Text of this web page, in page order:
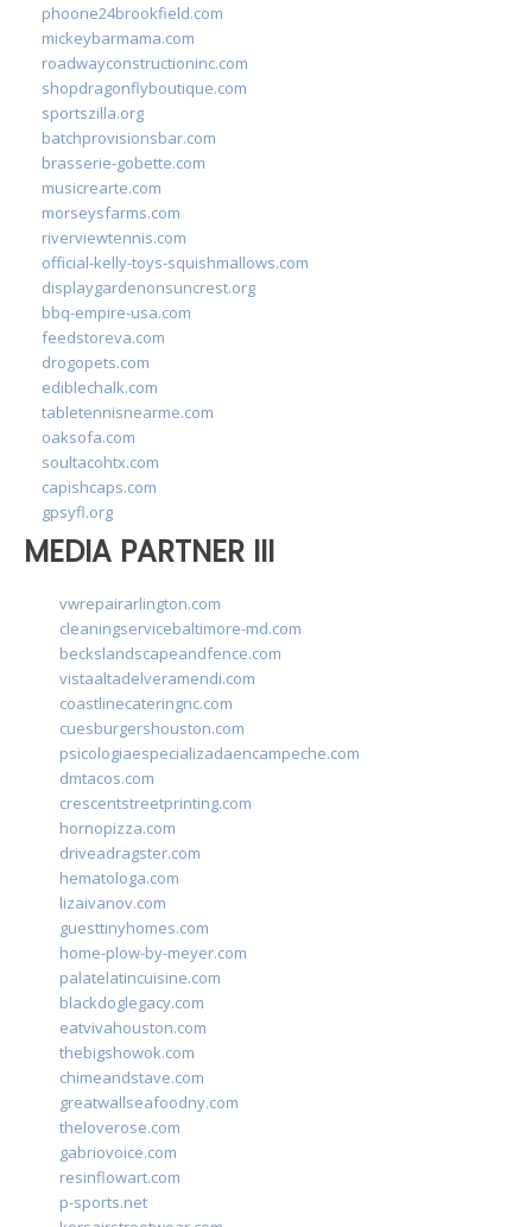
phoone24brookfield.com
mickeybarmama.com
roadwayconstructioninc.com
shopdragonflyboutique.com
sportszilla.org
batchprovisionsbar.com
brasserie-gobette.com
musicrearte.com
morseysfarms.com
riverviewtennis.com
official-kelly-toys-squishmallows.com
displaygardenonsuncrest.org
bbq-empire-usa.com
feedstoreva.com
drogopets.com
ediblechalk.com
tabletennisnearme.com
oaksofa.com
soultacohtx.com
capishcaps.com
gpsyfl.org
MEDIA PARTNER III
vwrepairarlington.com
cleaningservicebaltimore-md.com
beckslandscapeandfence.com
vistaaltadelveramendi.com
coastlinecateringnc.com
cuesburgershouston.com
psicologiaespecializadaencampeche.com
dmtacos.com
crescentstreetprinting.com
hornopizza.com
driveadragster.com
hematologa.com
lizaivanov.com
guesttinyhomes.com
home-plow-by-meyer.com
palatelatincuisine.com
blackdoglegacy.com
eatvivahouston.com
thebigshowok.com
chimeandstave.com
greatwallseafoodny.com
theloverose.com
gabriovoice.com
resinflowart.com
p-sports.net